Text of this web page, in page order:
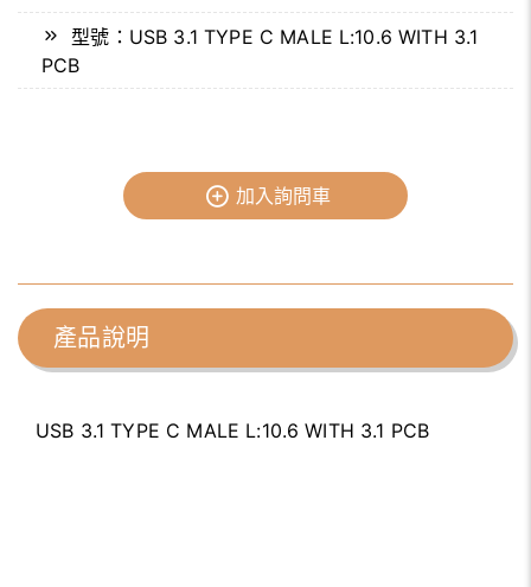
型號：USB 3.1 TYPE C MALE L:10.6 WITH 3.1
PCB
加入詢問車
產品說明
USB 3.1 TYPE C MALE L:10.6 WITH 3.1 PCB